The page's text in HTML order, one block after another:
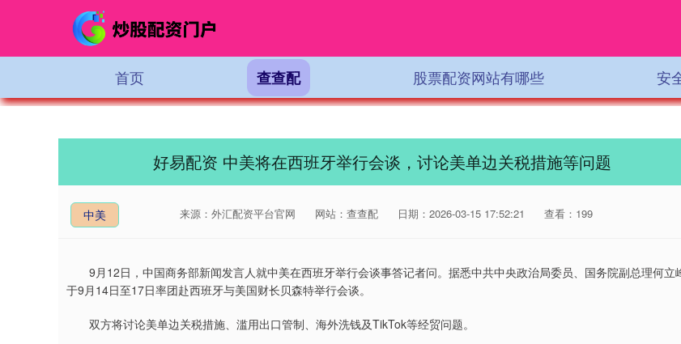
首页 查查配 股票配资网站有哪些 安
好易配资 中美将在西班牙举行会谈，讨论美单边关税措施等问题
中美 来源：外汇配资平台官网 网站：查查配 日期：2026-03-15 17:52:21 查看：199
9月12日，中国商务部新闻发言人就中美在西班牙举行会谈事答记者问。据悉中共中央政治局委员、国务院副总理何立
于9月14日至17日率团赴西班牙与美国财长贝森特举行会谈。
双方将讨论美单边关税措施、滥用出口管制、海外洗钱及TikTok等经贸问题。